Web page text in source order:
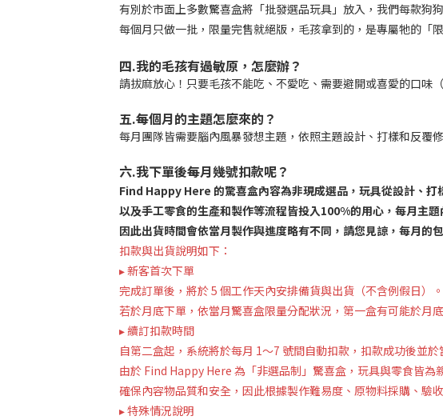
有別於市面上多數驚喜盒將「批發選品玩具」放入，我們每款狗
每個月只做一批，限量完售就絕版，毛孩拿到的，是專屬牠的「
四.我的毛孩有過敏原，怎麼辦？
請拔麻放心！只要毛孩不能吃、不愛吃、需要避開或喜愛的口味
五.每個月的主題怎麼來的？
每月團隊皆需要腦內風暴發想主題，依照主題設計、打樣和反覆
六.我下單後每月幾號扣款呢？
Find Happy Here 的驚喜盒內容為非現成選品，玩具從設計、打
以及手工零食的生產和製作等流程皆投入100%的用心， 每月主題
因此出貨時間會依當月製作與進度略有不同，請您見諒，每月的
扣款與出貨說明如下：
▸ 新客首次下單
完成訂單後，將於 5 個工作天內安排備貨與出貨（不含例假日）。
若於月底下單，依當月驚喜盒限量分配狀況，第一盒有可能於月
▸ 續訂扣款時間
自第二盒起，系統將於每月 1～7 號間自動扣款，扣款成功後並於
由於 Find Happy Here 為「非選品制」驚喜盒，玩具與零食皆為
確保內容物品質和安全，因此根據製作難易度、原物料採購、驗
▸ 特殊情況說明